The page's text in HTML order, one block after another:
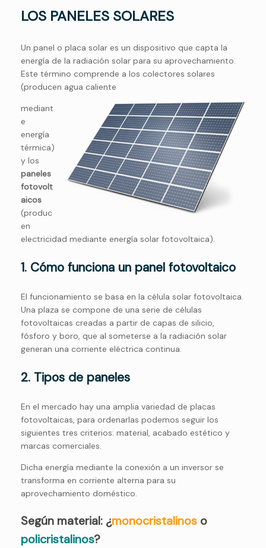
LOS PANELES SOLARES
Un panel o placa solar es un dispositivo que capta la
energía de la radiación solar para su aprovechamiento.
Este término comprende a los colectores solares
(producen agua caliente
mediant
e
energía
térmica)
y los
paneles
fotovolt
aicos
(produc
en
electricidad mediante energía solar fotovoltaica).
1. Cómo funciona un panel fotovoltaico
El funcionamiento se basa en la célula solar fotovoltaica.
Una plaza se compone de una serie de células
fotovoltaicas creadas a partir de capas de silicio,
fósforo y boro, que al someterse a la radiación solar
generan una corriente eléctrica continua.
2. Tipos de paneles
En el mercado hay una amplia variedad de placas
fotovoltaicas, para ordenarlas podemos seguir los
siguientes tres criterios: material, acabado estético y
marcas comerciales.
Dicha energía mediante la conexión a un inversor se
transforma en corriente alterna para su
aprovechamiento doméstico.
Según material: ¿monocristalinos o
policristalinos?